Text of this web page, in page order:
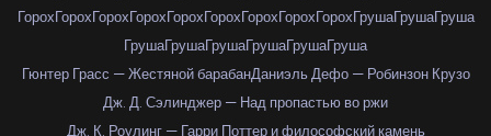
ГорохГорохГорохГорохГорохГорохГорохГорохГорохГрушаГрушаГруша
ГрушаГрушаГрушаГрушаГрушаГруша
Гюнтер Грасс — Жестяной барабанДаниэль Дефо — Робинзон Крузо
Дж. Д. Сэлинджер — Над пропастью во ржи
Дж. К. Роулинг — Гарри Поттер и философский камень